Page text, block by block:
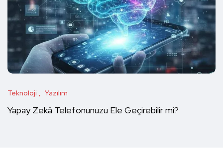
Teknoloji Yazılım
Yapay Zekâ Telefonunuzu Ele Geçirebilir mi?